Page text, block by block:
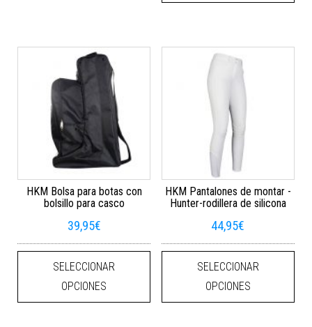
HKM Bolsa para botas con
bolsillo para casco
39,95€
SELECCIONAR
OPCIONES
Este producto tiene múltiples
HKM Pantalones de montar -
Hunter-rodillera de silicona
44,95€
SELECCIONAR
OPCIONES